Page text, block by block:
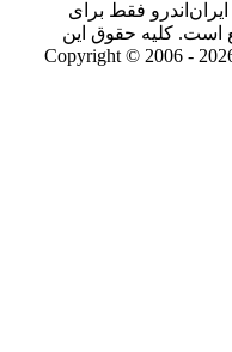
فقط برای
است. کلیه حقوق این